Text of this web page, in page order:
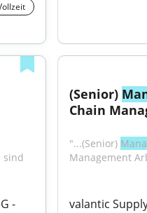
sind
-
(Senior)
Chain
"...(Senior)
Management
valantic